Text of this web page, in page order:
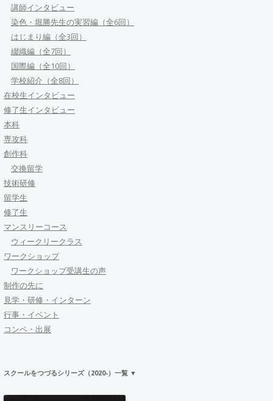
講師インタビュー
染色・堀勝先生の実習編（全6回）
はじまり編（全3回）
綴織編（全7回）
国際編（全10回）
学校紹介（全8回）
在校生インタビュー
修了生インタビュー
本科
専攻科
創作科
交換留学
技術研修
留学生
修了生
マンスリーコース
ウィークリークラス
ワークショップ
ワークショップ受講生の声
制作の先に
見学・研修・インターン
行事・イベント
コンペ・出展
スクールをつづるシリーズ（2020-）一覧 ▼